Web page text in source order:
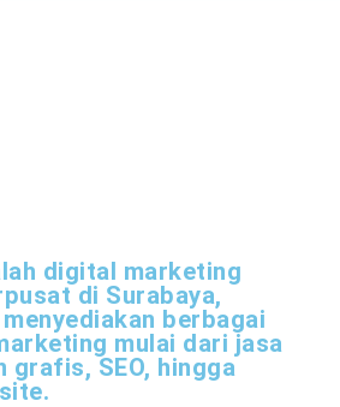
digital marketing
di Surabaya,
berbagai
mulai dari jasa
grafis, SEO, hingga